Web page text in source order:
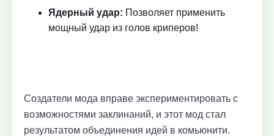
Ядерный удар: Позволяет применить
мощный удар из голов криперов!
Создатели мода вправе экспериментировать с
возможностями заклинаний, и этот мод стал
результатом объединения идей в комьюнити.